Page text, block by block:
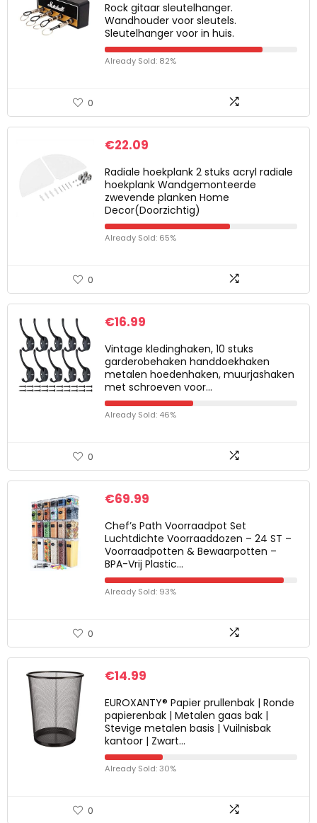
Rock gitaar sleutelhanger.
Wandhouder voor sleutels.
Sleutelhanger voor in huis.
Already Sold: 82%
0
€22.09
Radiale hoekplank 2 stuks acryl radiale
hoekplank Wandgemonteerde
zwevende planken Home
Decor(Doorzichtig)
Already Sold: 65%
0
€16.99
Vintage kledinghaken, 10 stuks
garderobehaken handdoekhaken
metalen hoedenhaken, muurjashaken
met schroeven voor…
Already Sold: 46%
0
€69.99
Chef’s Path Voorraadpot Set
Luchtdichte Voorraaddozen – 24 ST –
Voorraadpotten & Bewaarpotten –
BPA-Vrij Plastic…
Already Sold: 93%
0
€14.99
EUROXANTY® Papier prullenbak | Ronde
papierenbak | Metalen gaas bak |
Stevige metalen basis | Vuilnisbak
kantoor | Zwart…
Already Sold: 30%
0